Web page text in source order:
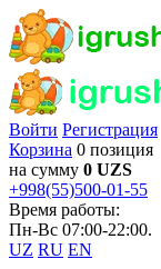
Войти Регистрация
Корзина 0 позиция
на сумму 0 UZS
+998(55)500-01-55
Время работы:
Пн-Вс 07:00-22:00.
UZ RU EN